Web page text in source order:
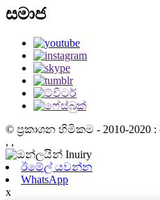
සමාජ
© ප්‍රකාශන හිමිකම - 2010-
, ,
ඊමේල් යවන්න
WhatsApp
x